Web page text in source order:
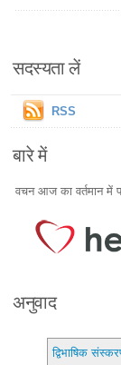
सदस्यता लें
RSS
बारे में
वचन आज का वर्तमान में
अनुवाद
द्विभाषिक